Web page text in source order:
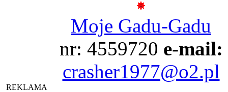
Moje Gadu-Gadu
nr: 4559720 e-mail:
crasher1977@o2.pl
REKLAMA